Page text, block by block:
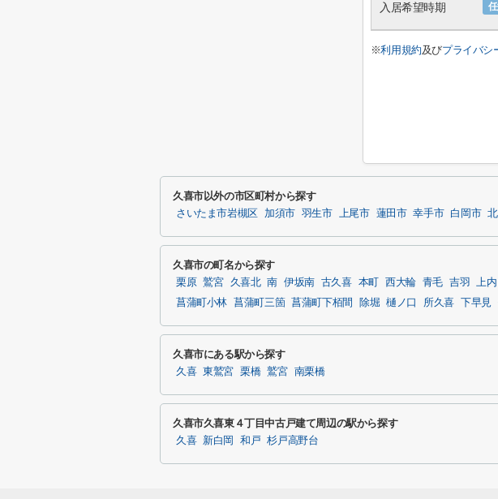
入居希望時期
※利用規約及びプライバシ
久喜市以外の市区町村から探す
さいたま市岩槻区 加須市 羽生市 上尾市 蓮田市 幸手市 白岡市
久喜市の町名から探す
栗原 鷲宮 久喜北 南 伊坂南 古久喜 本町 西大輪 青毛 吉羽 上内
菖蒲町小林
菖蒲町三箇 菖蒲町下栢間 除堀 樋ノ口 所久喜 下早見
久喜市にある駅から探す
久喜 東鷲宮 栗橋 鷲宮 南栗橋
久喜市久喜東４丁目中古戸建て周辺の駅から探す
久喜 新白岡 和戸 杉戸高野台